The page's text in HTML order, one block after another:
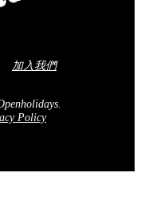
加入我們
Policy